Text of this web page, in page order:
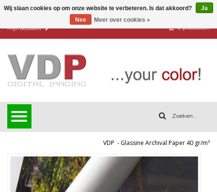
Mijn account 0 producten
VDP - Glassine Archival Paper 40 gr/m²
Wij slaan cookies op om onze website te verbeteren. Is dat akkoord?
Ja
Nee
Meer over cookies »